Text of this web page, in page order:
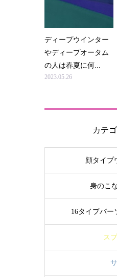
ディープウインター
やディープオータム
の人は春夏に何...
2023.05.26
カテ
顔タイプ
身のこ
16タイプパー
ス